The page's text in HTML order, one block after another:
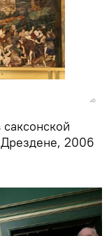
2006